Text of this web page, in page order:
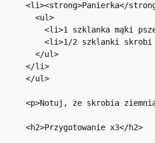
<li><strong>Panierka</
  <ul>
<li>1 szklanka mąki
<li>1/2 szklanki
  </ul>
</li>
</ul>
<p>Notuj, że skrobia
<h2>Przygotowanie x3</h2>